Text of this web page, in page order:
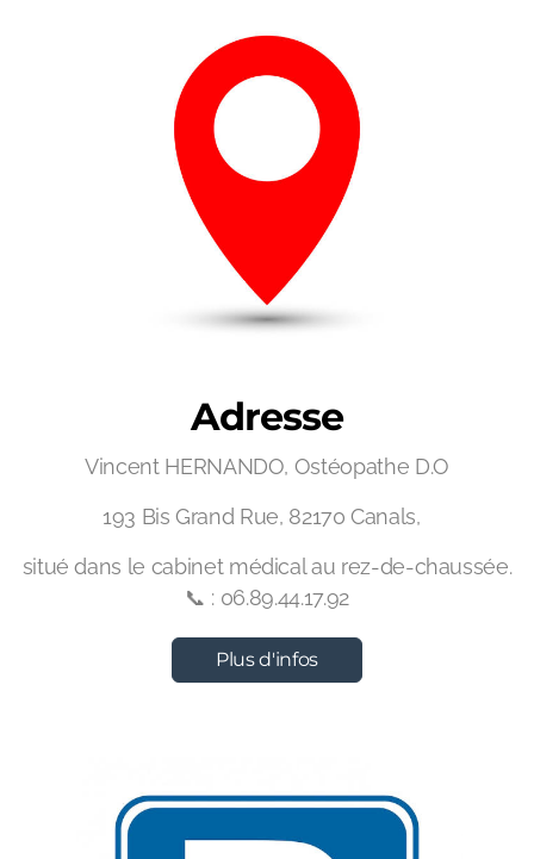
Adresse
Vincent HERNANDO, Ostéopathe D.O
193 Bis Grand Rue, 82170 Canals,
situé dans le cabinet médical au rez-de-chaussée.
📞 : 06.89.44.17.92
Plus d'infos